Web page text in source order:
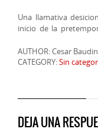
Una llamativa
inicio de la
AUTHOR: Cesar
CATEGORY:Sin
DEJA UNA